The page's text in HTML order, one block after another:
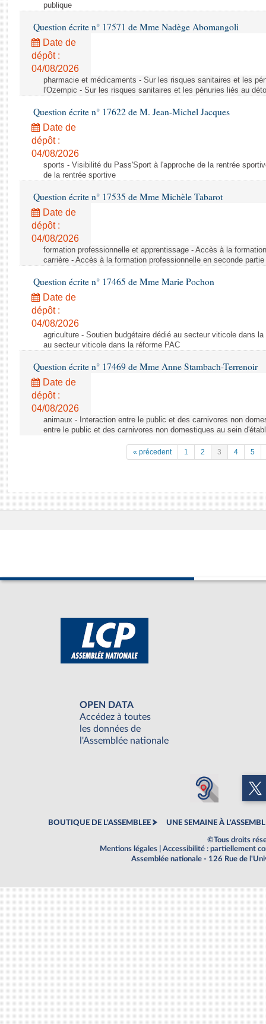
publique
Question écrite n° 17571 de Mme Nadège Abomangoli
Date de
dépôt :
04/08/2026
pharmacie et médicaments - Sur les risques sanitaires et les
l'Ozempic - Sur les risques sanitaires et les pénuries liés au
Question écrite n° 17622 de M. Jean-Michel Jacques
Date de
dépôt :
04/08/2026
sports - Visibilité du Pass'Sport à l'approche de la rentrée
de la rentrée sportive
Question écrite n° 17535 de Mme Michèle Tabarot
Date de
dépôt :
04/08/2026
formation professionnelle et apprentissage - Accès à la
carrière - Accès à la formation professionnelle en seconde partie
Question écrite n° 17465 de Mme Marie Pochon
Date de
dépôt :
04/08/2026
agriculture - Soutien budgétaire dédié au secteur viticole dans
au secteur viticole dans la réforme PAC
Question écrite n° 17469 de Mme Anne Stambach-Terrenoir
Date de
dépôt :
04/08/2026
animaux - Interaction entre le public et des carnivores non
entre le public et des carnivores non domestiques au sein
« précedent 1 2 3 4 5
OPEN DATA
Accédez à toutes
les données de
l'Assemblée nationale
BOUTIQUE DE L'ASSEMBLEE UNE SEMAINE À
©Tous droits
Mentions légales
Accessibilité : partiellement
Assemblée nationale - 126 Rue de